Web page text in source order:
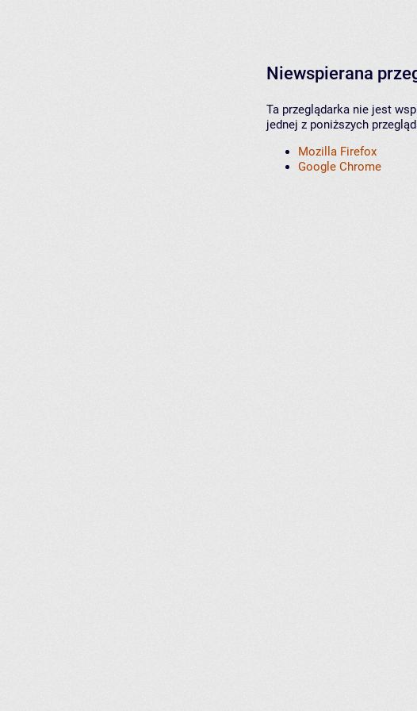
Niewspierana
Ta przeglądarka nie jest
jednej z poniższych
Mozilla Firefox
Google Chrome